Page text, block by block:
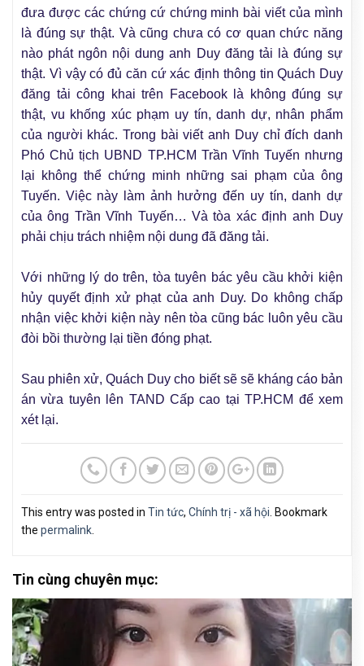
đưa được các chứng cứ chứng minh bài viết của mình
là đúng sự thật. Và cũng chưa có cơ quan chức năng
nào phát ngôn nội dung anh Duy đăng tải là đúng sự
thật. Vì vậy có đủ căn cứ xác định thông tin Quách Duy
đăng tải công khai trên Facebook là không đúng sự
thật, vu khống xúc phạm uy tín, danh dự, nhân phẩm
của người khác. Trong bài viết anh Duy chỉ đích danh
Phó Chủ tịch UBND TP.HCM Trần Vĩnh Tuyến nhưng
lại không thể chứng minh những sai phạm của ông
Tuyến. Việc này làm ảnh hưởng đến uy tín, danh dự
của ông Trần Vĩnh Tuyến… Và tòa xác định anh Duy
phải chịu trách nhiệm nội dung đã đăng tải.
Với những lý do trên, tòa tuyên bác yêu cầu khởi kiện
hủy quyết định xử phạt của anh Duy. Do không chấp
nhận việc khởi kiện này nên tòa cũng bác luôn yêu cầu
đòi bồi thường lại tiền đóng phạt.
Sau phiên xử, Quách Duy cho biết sẽ sẽ kháng cáo bản
án vừa tuyên lên TAND Cấp cao tại TP.HCM để xem
xét lại.
This entry was posted in Tin tức, Chính trị - xã hội . Bookmark
the permalink
Tin cùng chuyên mục: